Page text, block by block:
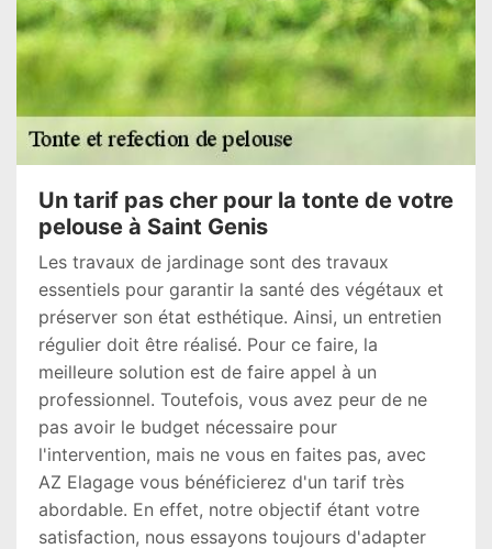
Un tarif pas cher pour la tonte de votre
pelouse à Saint Genis
Les travaux de jardinage sont des travaux
essentiels pour garantir la santé des végétaux et
préserver son état esthétique. Ainsi, un entretien
régulier doit être réalisé. Pour ce faire, la
meilleure solution est de faire appel à un
professionnel. Toutefois, vous avez peur de ne
pas avoir le budget nécessaire pour
l'intervention, mais ne vous en faites pas, avec
AZ Elagage vous bénéficierez d'un tarif très
abordable. En effet, notre objectif étant votre
satisfaction, nous essayons toujours d'adapter